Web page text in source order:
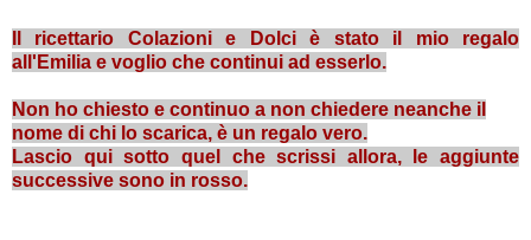
Il ricettario Colazioni e Dolci è stato il mio regalo
all'Emilia e voglio che continui ad esserlo.
Non ho chiesto e continuo a non chiedere neanche il
nome di chi lo scarica, è un regalo vero.
Lascio qui sotto quel che scrissi allora, le aggiunte
successive sono in rosso.